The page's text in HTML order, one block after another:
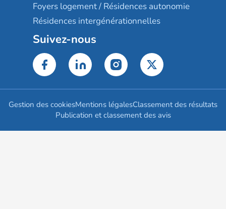
Foyers logement / Résidences autonomie
Résidences intergénérationnelles
Suivez-nous
Gestion des cookiesMentions légalesClassement des résultats
Publication et classement des avis